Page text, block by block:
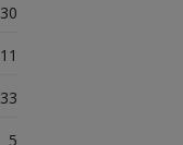
30
11
33
5